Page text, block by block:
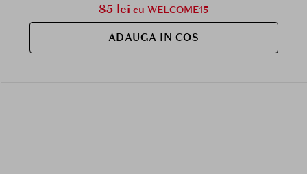
85 lei cu WELCOME15
ADAUGA IN COS